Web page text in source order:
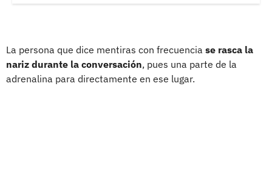
La persona que dice mentiras con frecuencia se rasca la
nariz durante la conversación, pues una parte de la
adrenalina para directamente en ese lugar.